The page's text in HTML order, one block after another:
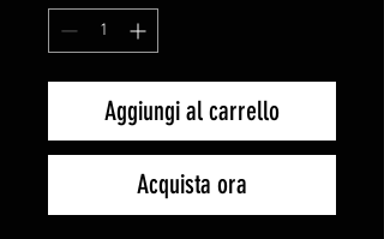
Aggiungi al carrello
Acquista ora